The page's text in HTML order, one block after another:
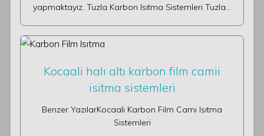
yapmaktayız. Tuzla Karbon Isıtma Sistemleri Tuzla…
Kocaali halı altı karbon film camii
isitma sistemleri
Benzer YazılarKocaali Karbon Film Cami Isıtma
Sistemleri